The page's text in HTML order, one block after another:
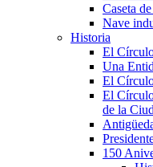
Caseta
Nave
Historia
El
Una
El
El
de la
150